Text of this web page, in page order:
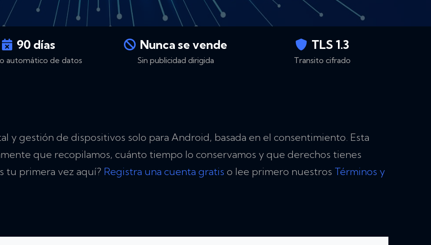
90 días
automático de datos
Nunca se vende
Sin publicidad dirigida
TLS 1.3
Transito cifrado
y gestión de dispositivos solo para Android, basada en el consentimiento. Esta
que recopilamos, cuánto tiempo lo conservamos y que derechos tienes
tu primera vez aquí? Registra una cuenta gratis o lee primero nuestros Términos y